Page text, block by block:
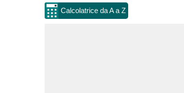
Calcolatrice da A a Z